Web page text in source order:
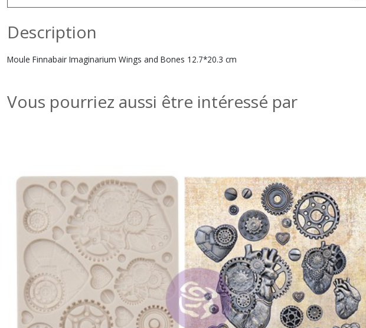
Description
Moule Finnabair Imaginarium Wings and Bones 12.7*20.3 cm
Vous pourriez aussi être intéressé par